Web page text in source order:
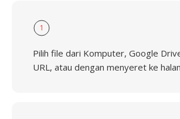
1
Pilih file dari Komputer, Google
URL, atau dengan menyeret ke